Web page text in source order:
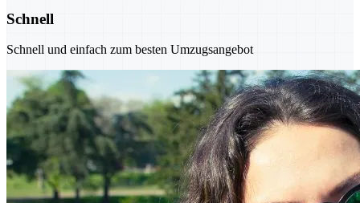
Schnell
Schnell und einfach zum besten Umzugsangebot